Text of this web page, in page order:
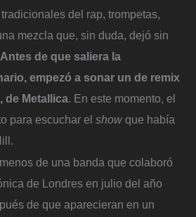
del rap, trompetas,
mezcla que, sin duda, dejó sin
Antes de que saliera la
empezó a sonar un de remix
de Metallica. En este momento, el
para escuchar el show que había
de una banda que colaboró
de Londres en julio del año
de que aparecieran en un